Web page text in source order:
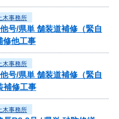
木事務所
号/県単 舗装道補修（緊自
修他工事
木事務所
号/県単 舗装道補修（緊自
修工事
木事務所